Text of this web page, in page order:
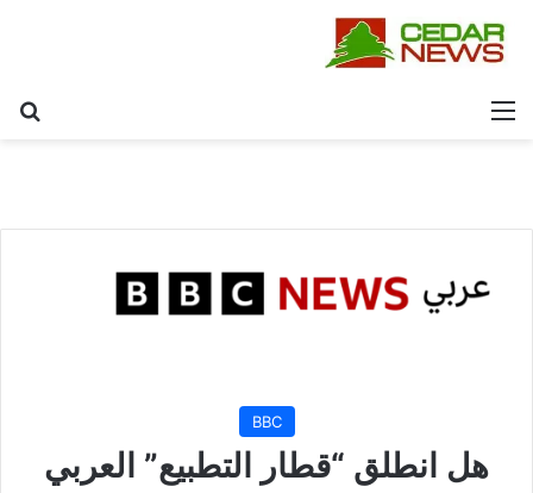
القائمة
BBC
هل انطلق “قطار التطبيع” العربي